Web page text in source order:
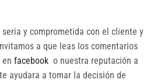
seria y comprometida con el cliente y
a que leas los comentarios
facebook o nuestra reputación a
ayudara a tomar la decisión de